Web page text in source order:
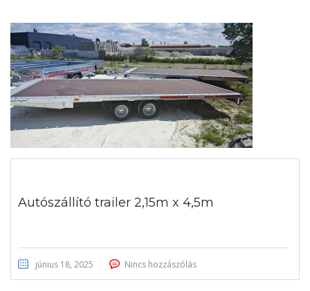
Autószállító trailer 2,15m x 4,5m
június 18, 2025 Nincs hozzászólás